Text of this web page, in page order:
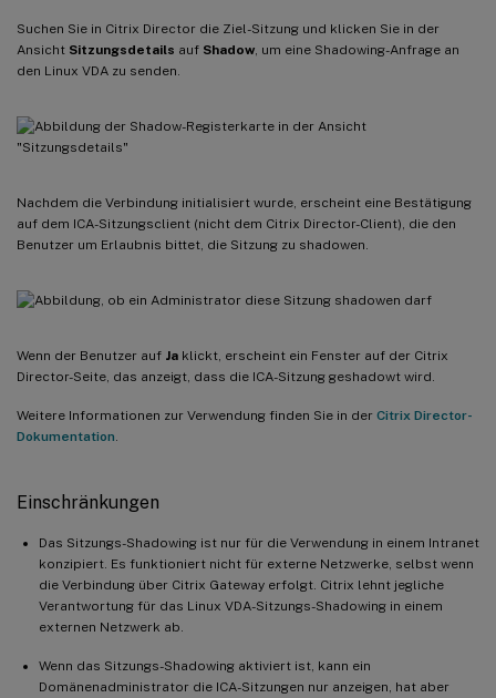
Suchen Sie in Citrix Director die Ziel-Sitzung und klicken Sie in der
Ansicht Sitzungsdetails auf Shadow , um eine Shadowing-Anfrage an
den Linux VDA zu senden.
Nachdem die Verbindung initialisiert wurde, erscheint eine Bestätigung
auf dem ICA-Sitzungsclient (nicht dem Citrix Director-Client), die den
Benutzer um Erlaubnis bittet, die Sitzung zu shadowen.
Wenn der Benutzer auf Ja klickt, erscheint ein Fenster auf der Citrix
Director-Seite, das anzeigt, dass die ICA-Sitzung geshadowt wird.
Weitere Informationen zur Verwendung finden Sie in der Citrix Director-
Dokumentation
Einschränkungen
Das Sitzungs-Shadowing ist nur für die Verwendung in einem Intranet
konzipiert. Es funktioniert nicht für externe Netzwerke, selbst wenn
die Verbindung über Citrix Gateway erfolgt. Citrix lehnt jegliche
Verantwortung für das Linux VDA-Sitzungs-Shadowing in einem
externen Netzwerk ab.
Wenn das Sitzungs-Shadowing aktiviert ist, kann ein
Domänenadministrator die ICA-Sitzungen nur anzeigen, hat aber